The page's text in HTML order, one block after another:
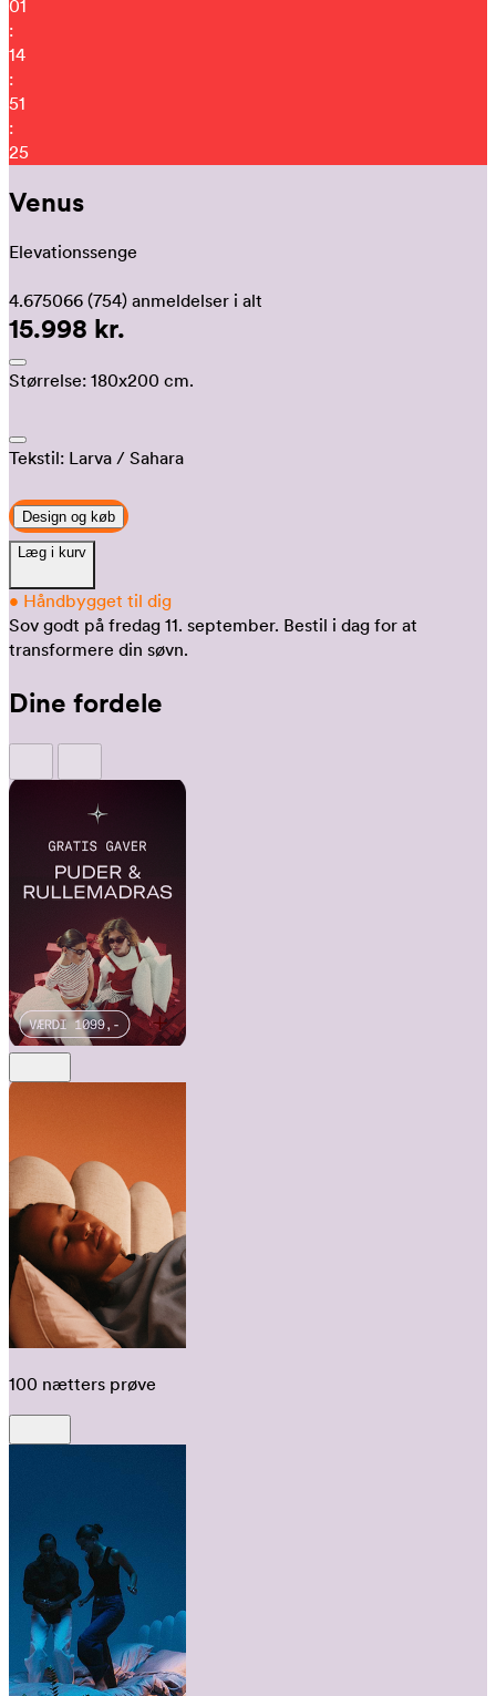
01
:
14
:
51
:
15
Venus
Elevationssenge
4.675066 (754) anmeldelser i alt
15.998 kr.
Størrelse: 180x200 cm.
Tekstil: Larva / Sahara
Design og køb
Læg i kurv
• Håndbygget til dig
Sov godt på fredag 11. september. Bestil i dag for at
transformere din søvn.
Dine fordele
100 nætters prøve